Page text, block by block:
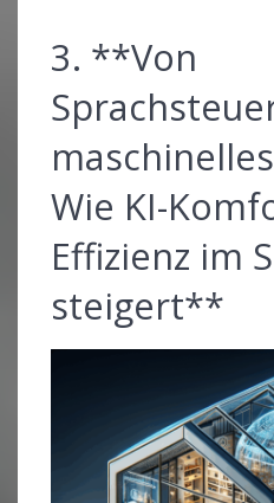
3. **Von
Wie KI-
Effizienz im
steigert**